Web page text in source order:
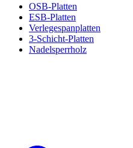
OSB-Platten
ESB-Platten
Verlegespanplatten
3-Schicht-Platten
Nadelsperrholz